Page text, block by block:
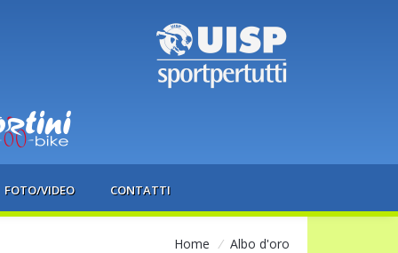
FOTO/VIDEO CONTATTI
Home / Albo d'oro